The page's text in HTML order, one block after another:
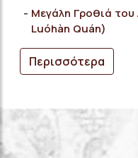
Μεγάλη Γροθιά του
Luóhàn Quán)
Περισσότερα